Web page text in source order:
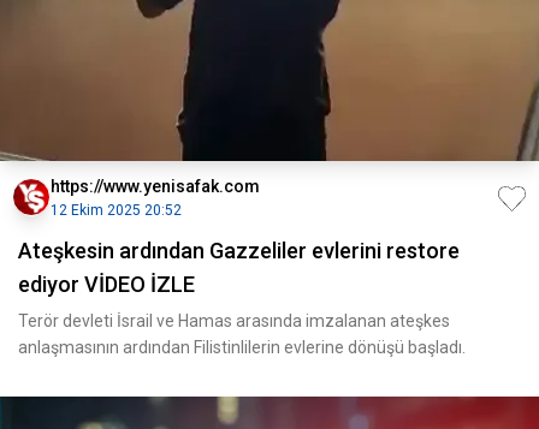
https://www.yenisafak.com
12 Ekim 2025 20:52
Ateşkesin ardından Gazzeliler evlerini restore
ediyor VİDEO İZLE
Terör devleti İsrail ve Hamas arasında imzalanan ateşkes
anlaşmasının ardından Filistinlilerin evlerine dönüşü başladı.